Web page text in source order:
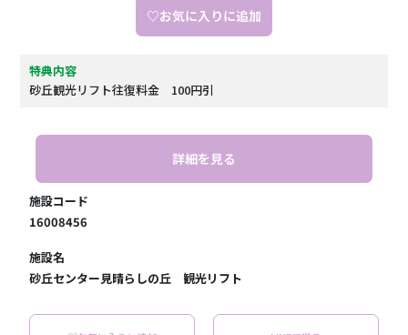
♡お気に入りに追加
特典内容
砂丘観光リフト往復料金 100円引
詳細を見る
施設コード
16008456
施設名
砂丘センター見晴らしの丘 観光リフト